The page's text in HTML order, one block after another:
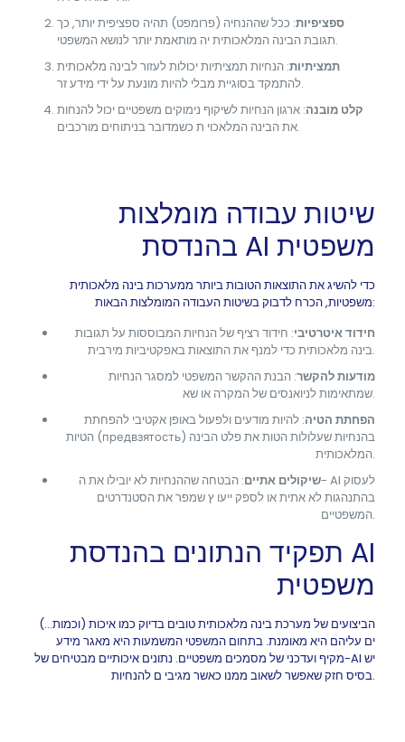
ספציפיות: ככל שההנחיה (פרומפט) תהיה ספציפית יותר, כך
תגובת הבינה המלאכותית יה מותאמת יותר לנושא המשפטי.
תמציתיות: הנחיות תמציתיות יכולות לעזור לבינה מלאכותית
להתמקד בסוגיית מבלי להיות מונעת על ידי מידע זר.
קלט מובנה: ארגון הנחיות לשיקוף נימוקים משפטיים יכול להנחות
את הבינה המלאכוי ת כשמדובר בניתוחים מורכבים.
שיטות עבודה מומלצות
בהנדסת AI משפטית
כדי להשיג את התוצאות הטובות ביותר ממערכות בינה מלאכותית
משפטיות, הכרח לדבוק בשיטות העבודה המומלצות הבאות:
חידוד איטרטיבי: חידוד רציף של הנחיות המבוססות על תגובות
בינה מלאכותית כדי למנף את התוצאות באפקטיביות מירבית.
מודעות להקשר: הבנת ההקשר המשפטי למסגר הנחיות
שמתאימות לניואנסים של המקרה או שא.
הפחתת הטיה: להיות מודעים ולפעול באופן אקטיבי להפחתת
הטיות (предвзятость) בהנחיות שעלולות הטות את פלט הבינה
המלאכותית.
שיקולים אתיים: הבטחה שההנחיות לא יובילו את ה- AI לעסוק
בהתנהגות לא אתית או לספק ייעו ץ שמפר את הסטנדרטים
המשפטיים.
תפקיד הנתונים בהנדסת AI
משפטית
הביצועים של מערכת בינה מלאכותית טובים בדיוק כמו איכות (וכמות…)
ים עליהם היא מאומנת. בתחום המשפטי המשמעות היא מאגר מידע
מקיף ועדכני של מסמכים משפטיים. נתונים איכותיים מבטיחים של-AI יש
בסיס חזק שאפשר לשאוב ממנו כאשר מגיבי ם להנחיות.